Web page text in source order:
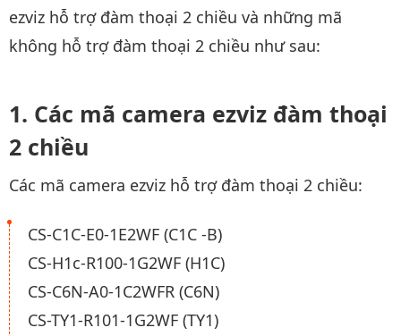
ezviz hỗ trợ đàm thoại 2 chiều và những mã
không hỗ trợ đàm thoại 2 chiều như sau:
Các mã camera ezviz đàm thoại
2 chiều
Các mã camera ezviz hỗ trợ đàm thoại 2 chiều:
CS-C1C-E0-1E2WF (C1C -B)
CS-H1c-R100-1G2WF (H1C)
CS-C6N-A0-1C2WFR (C6N)
CS-TY1-R101-1G2WF (TY1)